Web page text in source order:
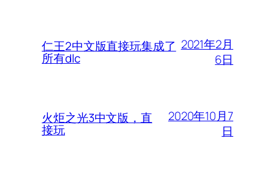
仁王2中文版直接玩集成了
所有dlc
2021年2月
6日
火炬之光3中文版，直
接玩
2020年10月7
日